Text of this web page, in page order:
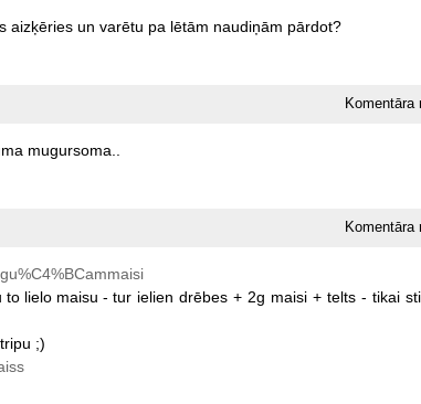
aizķēries un varētu pa lētām naudiņām pārdot?
mugursoma..
Komentāra
to lielo maisu - tur ielien drēbes + 2g maisi + telts - tikai
tripu ;)